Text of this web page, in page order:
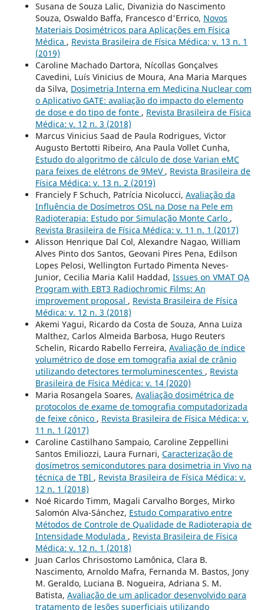
Susana de Souza Lalic, Divanizia do Nascimento
Souza, Oswaldo Baffa, Francesco d'Errico, Novos
Materiais Dosimétricos para Aplicações em Física
Médica , Revista Brasileira de Física Médica: v. 13 n. 1
(2019)
Caroline Machado Dartora, Nícollas Gonçalves
Cavedini, Luís Vinicius de Moura, Ana Maria Marques
da Silva, Dosimetria Interna em Medicina Nuclear com
o Aplicativo GATE: avaliação do impacto do elemento
de dose e do tipo de fonte , Revista Brasileira de Física
Médica: v. 12 n. 3 (2018)
Marcus Vinicius Saad de Paula Rodrigues, Victor
Augusto Bertotti Ribeiro, Ana Paula Vollet Cunha,
Estudo do algoritmo de cálculo de dose Varian eMC
para feixes de elétrons de 9MeV , Revista Brasileira de
Física Médica: v. 13 n. 2 (2019)
Franciely F Schuch, Patrícia Nicolucci, Avaliação da
Influência de Dosímetros OSL na Dose na Pele em
Radioterapia: Estudo por Simulação Monte Carlo ,
Revista Brasileira de Física Médica: v. 11 n. 1 (2017)
Alisson Henrique Dal Col, Alexandre Nagao, William
Alves Pinto dos Santos, Geovani Pires Pena, Edilson
Lopes Pelosi, Wellington Furtado Pimenta Neves-
Junior, Cecilia Maria Kalil Haddad, Issues on VMAT QA
Program with EBT3 Radiochromic Films: An
improvement proposal , Revista Brasileira de Física
Médica: v. 12 n. 3 (2018)
Akemi Yagui, Ricardo da Costa de Souza, Anna Luiza
Malthez, Carlos Almeida Barbosa, Hugo Reuters
Schelin, Ricardo Rabello Ferreira, Avaliação de índice
volumétrico de dose em tomografia axial de crânio
utilizando detectores termoluminescentes , Revista
Brasileira de Física Médica: v. 14 (2020)
Maria Rosangela Soares, Avaliação dosimétrica de
protocolos de exame de tomografia computadorizada
de feixe cônico , Revista Brasileira de Física Médica: v.
11 n. 1 (2017)
Caroline Castilhano Sampaio, Caroline Zeppellini
Santos Emiliozzi, Laura Furnari, Caracterização de
dosímetros semicondutores para dosimetria in Vivo na
técnica de TBI , Revista Brasileira de Física Médica: v.
12 n. 1 (2018)
Noé Ricardo Timm, Magali Carvalho Borges, Mirko
Salomón Alva-Sánchez, Estudo Comparativo entre
Métodos de Controle de Qualidade de Radioterapia de
Intensidade Modulada , Revista Brasileira de Física
Médica: v. 12 n. 1 (2018)
Juan Carlos Chrisostomo Lamônica, Clara B.
Nascimento, Arnoldo Mafra, Fernanda M. Bastos, Jony
M. Geraldo, Luciana B. Nogueira, Adriana S. M.
Batista, Avaliação de um aplicador desenvolvido para
tratamento de lesões superficiais utilizando